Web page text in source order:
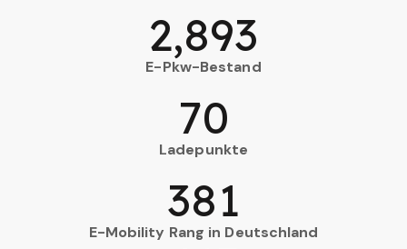
E-Pkw-Bestand
2,893
Ladepunkte
70
E-Mobility Rang in Deutschland
381